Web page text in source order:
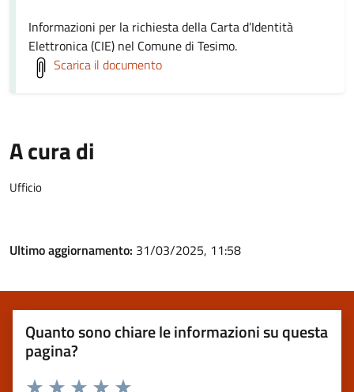
Informazioni per la richiesta della Carta d’Identità
Elettronica (CIE) nel Comune di Tesimo.
Scarica il documento
A cura di
Ufficio
Ultimo aggiornamento: 31/03/2025, 11:58
Quanto sono chiare le informazioni su questa
pagina?
Valuta 1 stelle su 5
Valuta 2 stelle su 5
Valuta 3 stelle su 5
Valuta 4 stelle su 5